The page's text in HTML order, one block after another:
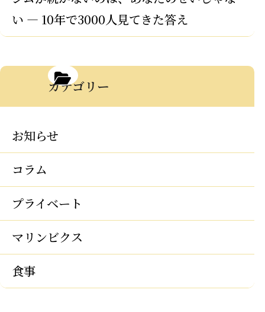
い — 10年で3000人見てきた答え
カテゴリー
お知らせ
コラム
プライベート
マリンビクス
食事